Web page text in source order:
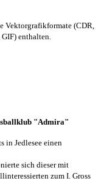
Vektorgrafikformate (CDR,
GIF) enthalten.
"Admira"
in Jedlesee einen
sich dieser mit
zum I. Gross